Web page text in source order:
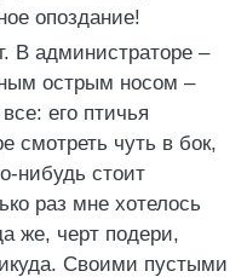
опоздание!
В администраторе –
острым носом –
его птичья
смотреть чуть в бок,
нибудь стоит
раз мне хотелось
же, черт подери,
Своими пустыми